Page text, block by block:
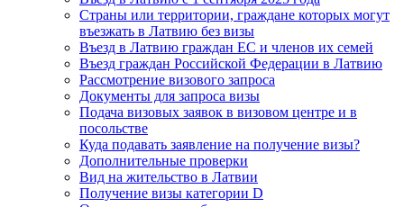
Страны или территории, граждане которых могут
въезжать в Латвию без визы
Въезд в Латвию граждан ЕС и членов их семей
Въезд граждан Российской Федерации в Латвию
Рассмотрение визового запроса
Документы для запроса визы
Подача визовых заявок в визовом центре и в
посольстве
Куда подавать заявление на получение визы?
Дополнительные проверки
Вид на жительство в Латвии
Получение визы категории D